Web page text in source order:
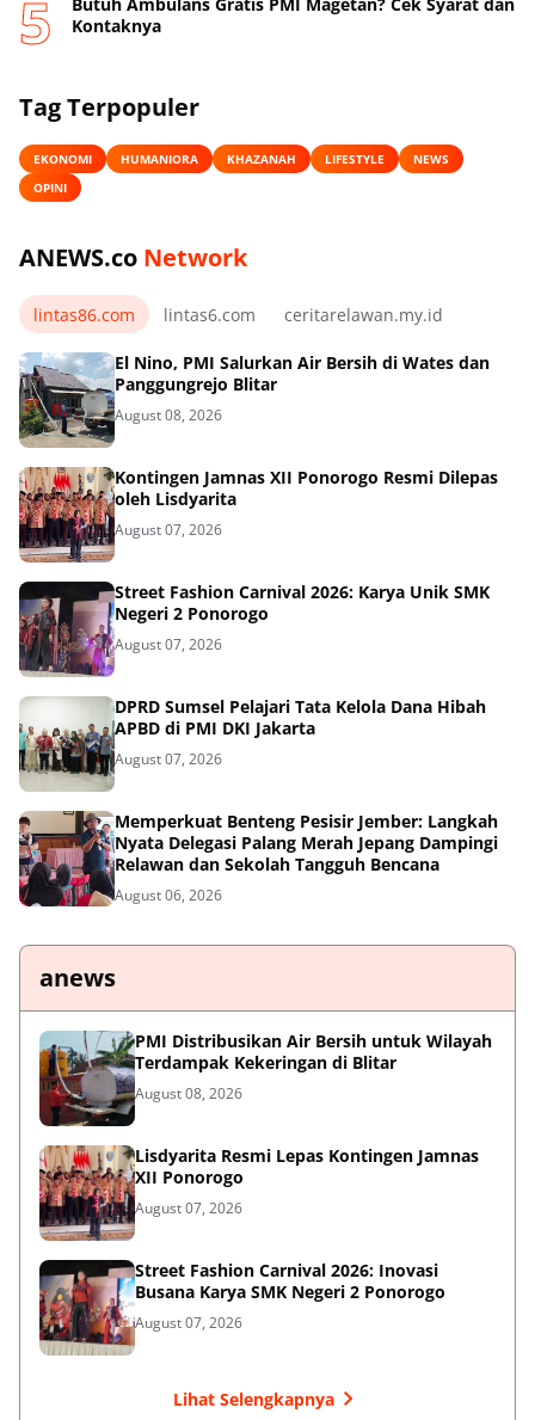
Kontaknya
Tag Terpopuler
EKONOMI HUMANIORA KHAZANAH LIFESTYLE
NEWS
OPINI
ANEWS.co Network
lintas86.com lintas6.com ceritarelawan.my.id
El Nino, PMI Salurkan Air Bersih di Wates dan
Panggungrejo Blitar
August 08, 2026
Kontingen Jamnas XII Ponorogo Resmi Dilepas
oleh Lisdyarita
August 07, 2026
Street Fashion Carnival 2026: Karya Unik SMK
Negeri 2 Ponorogo
August 07, 2026
DPRD Sumsel Pelajari Tata Kelola Dana Hibah
APBD di PMI DKI Jakarta
August 07, 2026
Memperkuat Benteng Pesisir Jember: Langkah
Nyata Delegasi Palang Merah Jepang Dampingi
Relawan dan Sekolah Tangguh Bencana
August 06, 2026
anews
PMI Distribusikan Air Bersih untuk Wilayah
Terdampak Kekeringan di Blitar
August 08, 2026
Lisdyarita Resmi Lepas Kontingen Jamnas
XII Ponorogo
August 07, 2026
Street Fashion Carnival 2026: Inovasi
Busana Karya SMK Negeri 2 Ponorogo
August 07, 2026
Lihat Selengkapnya